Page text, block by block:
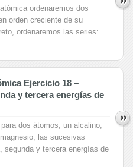
ordenaremos dos
orden creciente de su
ordenaremos las series:
Ejercicio 18 –
y tercera energías de
dos átomos, un alcalino,
las sucesivas
segunda y tercera energías de